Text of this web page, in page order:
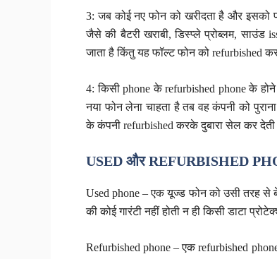
3: जब कोई नए फोन को खरीदता है और
जैसे की बैटरी खराबी, डिस्प्ले प्रोब्लम,
जाता है किंतु यह फॉल्ट फोन को refurbished
4: किसी phone के refurbished phone के
नया फोन लेना चाहता है तब वह कंपनी को
के कंपनी refurbished करके दुबारा सेल कर देती
USED और REFURBISHED
Used phone – एक यूज्ड फोन को उसी तरह से
की कोई गारंटी नहीं होती न ही किसी डाटा
Refurbished phone – एक refurbished